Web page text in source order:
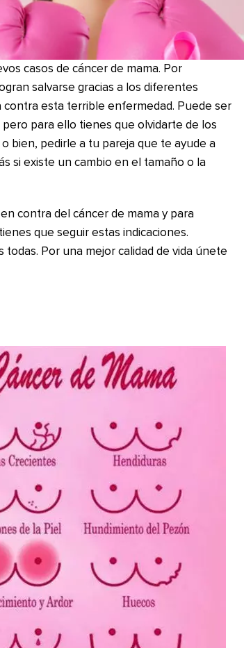
casos de cáncer de mama. Por
salvarse gracias a los diferentes
esta terrible enfermedad. Puede ser
para ello tienes que olvidarte de los
bien, pedirle a tu pareja que te ayude a
si existe un cambio en el tamaño o la
contra del cáncer de mama y para
que seguir estas indicaciones.
todas. Por una mejor calidad de vida únete